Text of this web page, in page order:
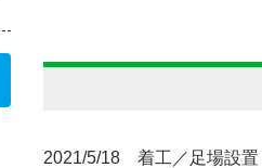
2021/5/18 着工／足場設置